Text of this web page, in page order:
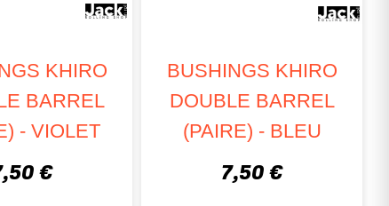
KHIRO
BARREL
- VIOLET
€
BUSHINGS KHIRO
DOUBLE BARREL
(PAIRE) - BLEU
7,50 €